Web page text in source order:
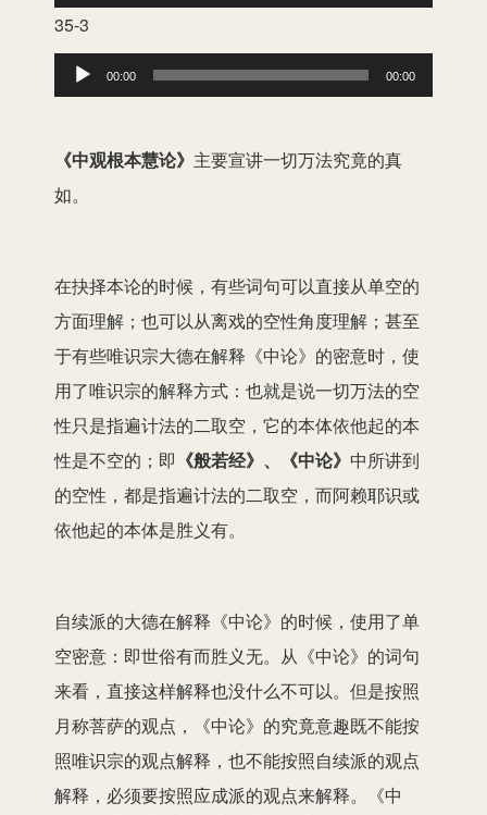
器
频
播
35-3
频
放
器
00:00 00:00
《中观根本慧论》 主要宣讲一切万法究竟的真
如。
在抉择本论的时候，有些词句可以直接从单空的
方面理解；也可以从离戏的空性角度理解；甚至
于有些唯识宗大德在解释《中论》的密意时，使
用了唯识宗的解释方式：也就是说一切万法的空
性只是指遍计法的二取空，它的本体依他起的本
性是不空的；即 《般若经》、《中论》 中所讲到
的空性，都是指遍计法的二取空，而阿赖耶识或
依他起的本体是胜义有。
自续派的大德在解释《中论》的时候，使用了单
空密意：即世俗有而胜义无。从《中论》的词句
来看，直接这样解释也没什么不可以。但是按照
月称菩萨的观点，《中论》的究竟意趣既不能按
照唯识宗的观点解释，也不能按照自续派的观点
解释，必须要按照应成派的观点来解释。《中